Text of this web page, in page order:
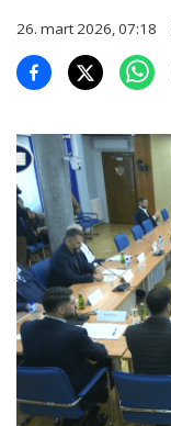
26. mart 2026, 07:18